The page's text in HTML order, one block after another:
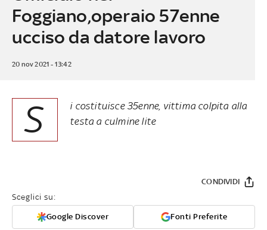
Foggiano,operaio 57enne
ucciso da datore lavoro
20 nov 2021 - 13:42
S
i costituisce 35enne, vittima colpita alla
testa a culmine lite
Sceglici su:
Google Discover Fonti Preferite
CONDIVIDI